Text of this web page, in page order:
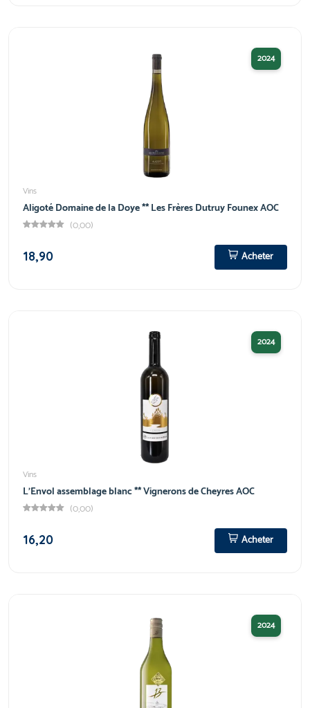
2024
Vins
Aligoté Domaine de la Doye ** Les Frères Dutruy Founex AOC
(0,00)
18,90
Acheter
2024
Vins
L'Envol assemblage blanc ** Vignerons de Cheyres AOC
(0,00)
16,20
Acheter
2024